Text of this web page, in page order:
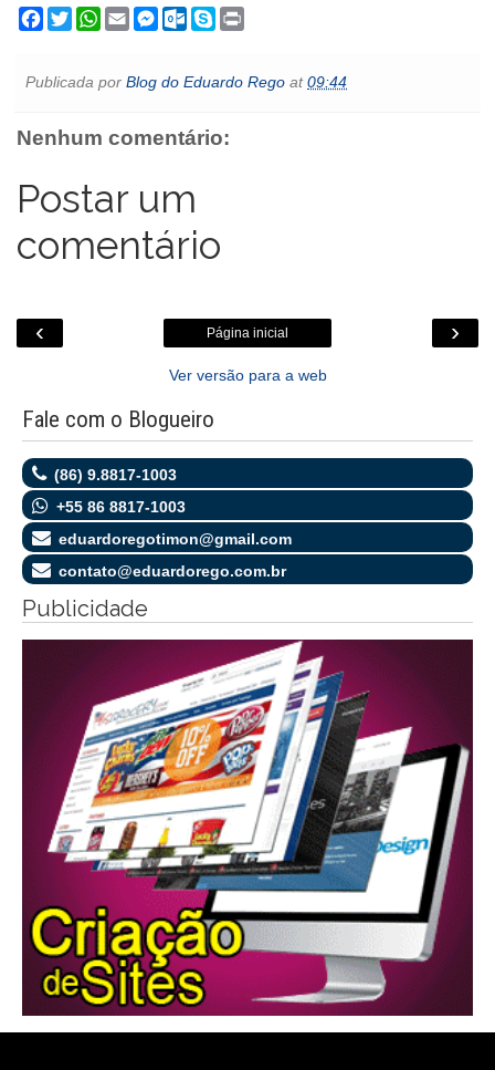
F
a
b
k
T
w
t
W
h
s
p
E
m
l
M
e
e
e
O
u
o
.
m
S
k
e
t
Publicada por Blog do Eduardo Rego at09:44
Nenhum comentário:
Postar um
comentário
‹ ›
Página inicial
Ver versão para a web
Fale com o Blogueiro
(86) 9.8817-1003
+55 86 8817-1003
eduardoregotimon@gmail.com
contato@eduardorego.com.br
Publicidade